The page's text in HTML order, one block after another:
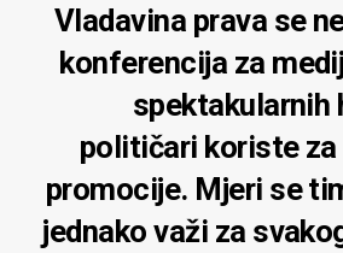
Vladavina prava se
konferencija za
spektakularnih
političari koriste za
promocije. Mjeri se
jednako važi za